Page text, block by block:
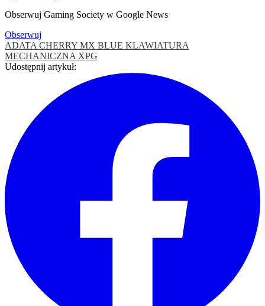
Obserwuj Gaming Society w Google News
Obserwuj
ADATA CHERRY MX BLUE KLAWIATURA
MECHANICZNA XPG
Udostępnij artykuł: